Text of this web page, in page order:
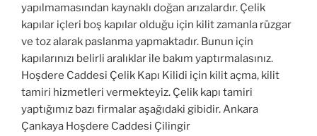
yapılmamasından kaynaklı doğan arızalardır. Çelik
kapılar içleri boş kapılar olduğu için kilit zamanla rüzgar
ve toz alarak paslanma yapmaktadır. Bunun için
kapılarınızı belirli aralıklar ile bakım yaptırmalasınız.
Hoşdere Caddesi Çelik Kapı Kilidi için kilit açma, kilit
tamiri hizmetleri vermekteyiz. Çelik kapı tamiri
yaptığımız bazı firmalar aşağıdaki gibidir. Ankara
Çankaya Hoşdere Caddesi Çilingir